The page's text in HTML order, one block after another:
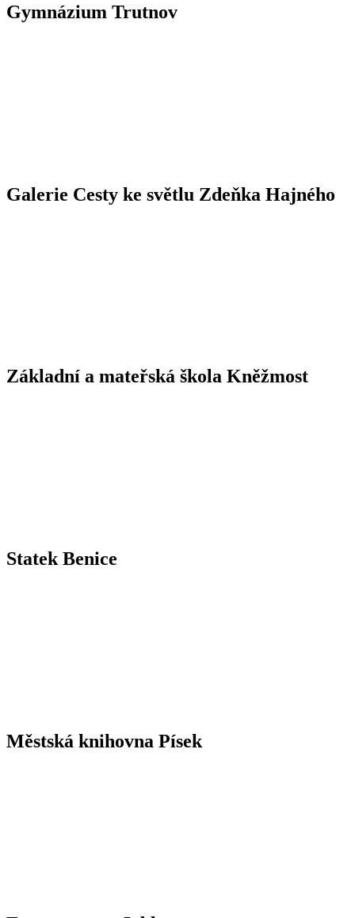
Gymnázium Trutnov
Galerie Cesty ke světlu Zdeňka Hajného
Základní a mateřská škola Kněžmost
Statek Benice
Městská knihovna Písek